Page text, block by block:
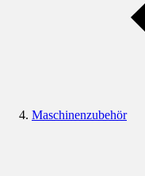
Maschinenzubehör